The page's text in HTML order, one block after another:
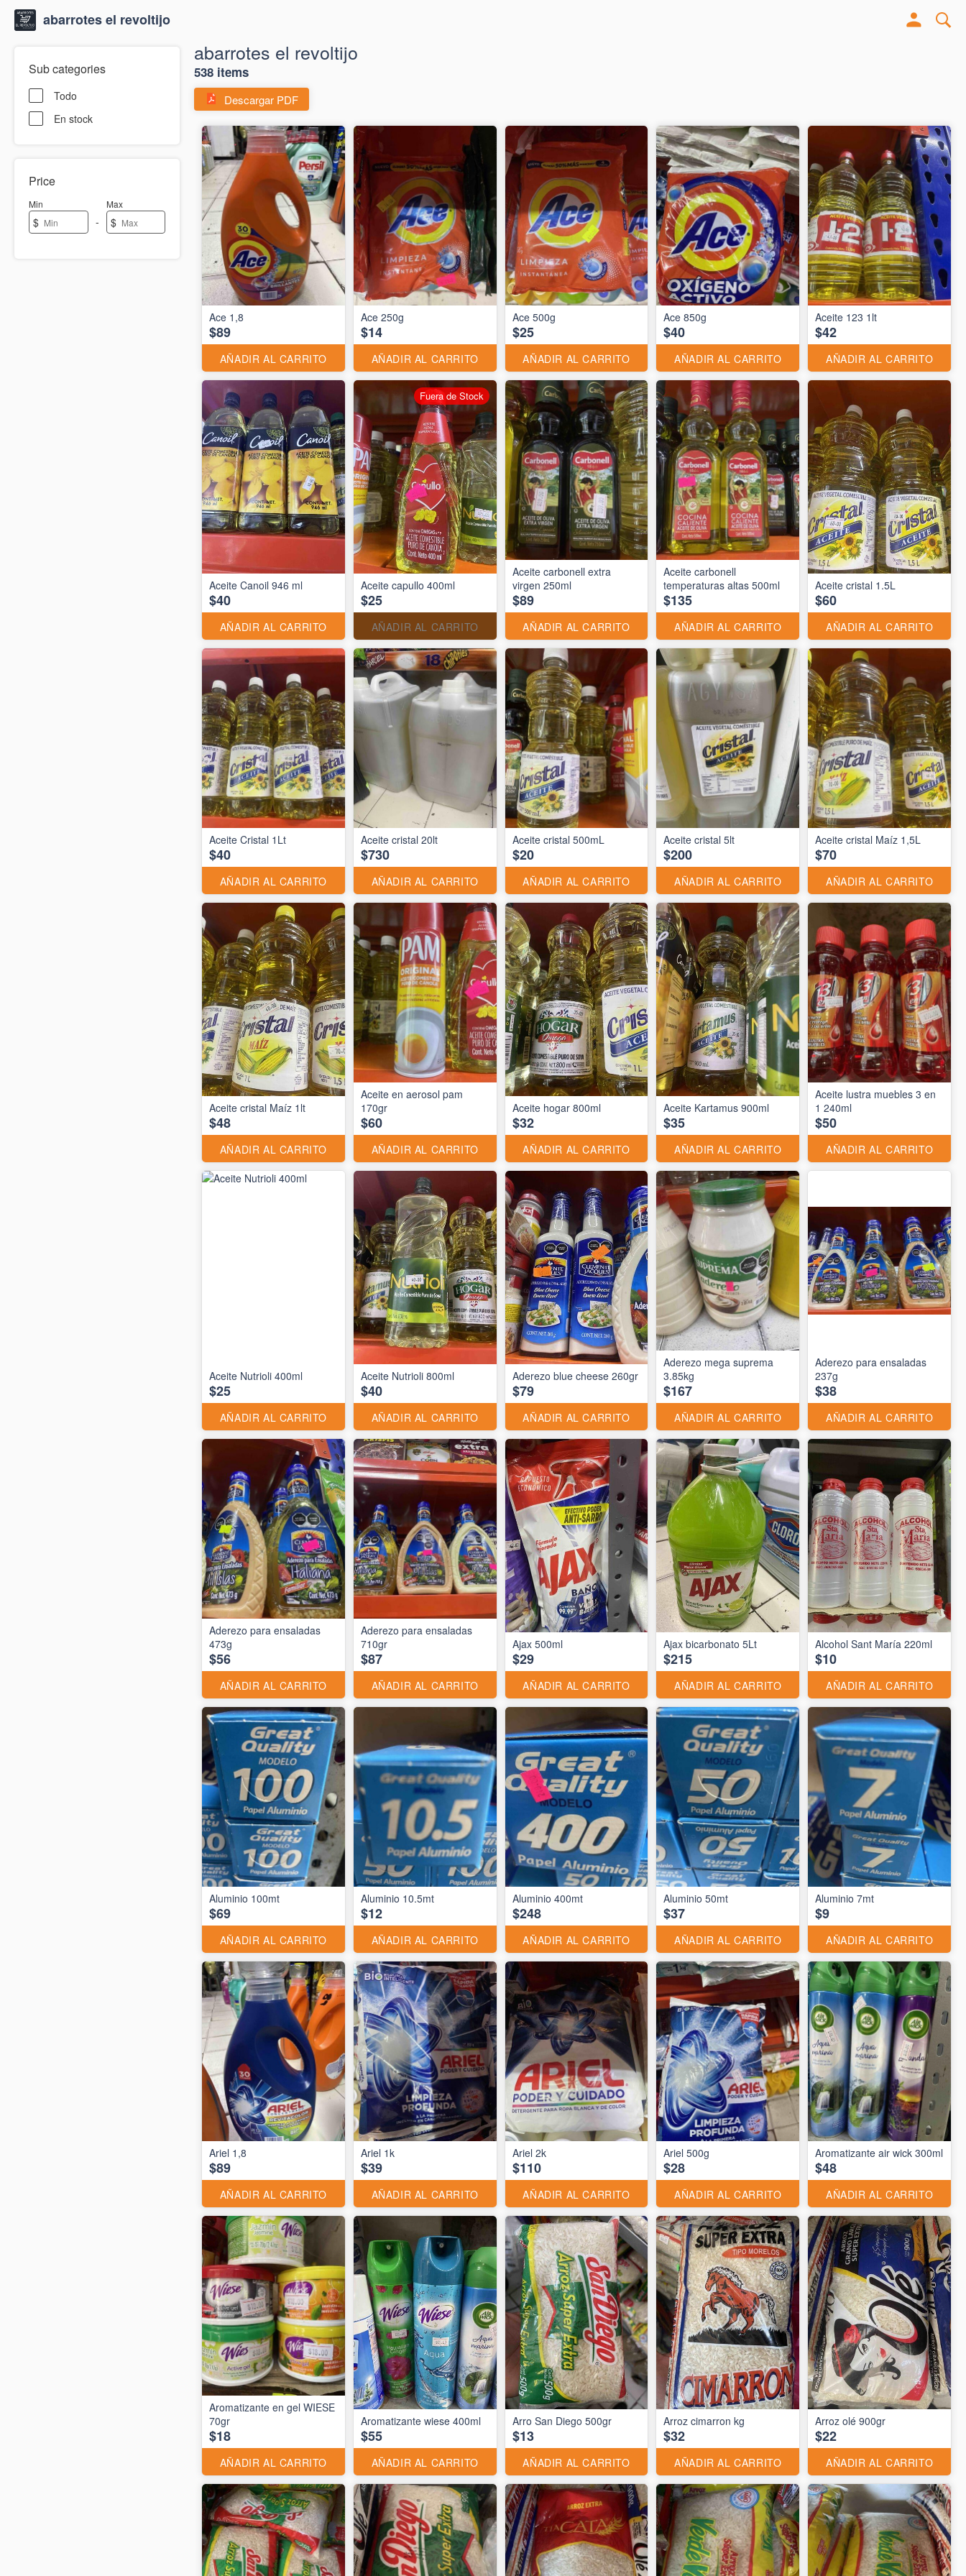
abarrotes el revoltijo
Sub categories
Todo
En stock
Price
Min
$ -
Max
$
abarrotes el revoltijo
538 items
Descargar PDF
Ace 1,8
$89
AÑADIR AL CARRITO
Ace 250g
$14
AÑADIR AL CARRITO
Ace 500g
$25
AÑADIR AL CARRITO
Ace 850g
$40
AÑADIR AL CARRITO
Aceite 123 1lt
$42
AÑADIR AL CARRITO
Aceite Canoil 946 ml
$40
AÑADIR AL CARRITO
Aceite capullo 400ml
$25
AÑADIR AL CARRITO
Fuera de Stock
Aceite carbonell extra
virgen 250ml
$89
AÑADIR AL CARRITO
Aceite carbonell
temperaturas altas 500ml
$135
AÑADIR AL CARRITO
Aceite cristal 1.5L
$60
AÑADIR AL CARRITO
Aceite Cristal 1Lt
$40
AÑADIR AL CARRITO
Aceite cristal 20lt
$730
AÑADIR AL CARRITO
Aceite cristal 500mL
$20
AÑADIR AL CARRITO
Aceite cristal 5lt
$200
AÑADIR AL CARRITO
Aceite cristal Maíz 1,5L
$70
AÑADIR AL CARRITO
Aceite cristal Maíz 1lt
$48
AÑADIR AL CARRITO
Aceite en aerosol pam
170gr
$60
AÑADIR AL CARRITO
Aceite hogar 800ml
$32
AÑADIR AL CARRITO
Aceite Kartamus 900ml
$35
AÑADIR AL CARRITO
Aceite lustra muebles 3 en
1 240ml
$50
AÑADIR AL CARRITO
Aceite Nutrioli 400ml
$25
AÑADIR AL CARRITO
Aceite Nutrioli 800ml
$40
AÑADIR AL CARRITO
Aderezo blue cheese 260gr
$79
AÑADIR AL CARRITO
Aderezo mega suprema
3.85kg
$167
AÑADIR AL CARRITO
Aderezo para ensaladas
237g
$38
AÑADIR AL CARRITO
Aderezo para ensaladas
473g
$56
AÑADIR AL CARRITO
Aderezo para ensaladas
710gr
$87
AÑADIR AL CARRITO
Ajax 500ml
$29
AÑADIR AL CARRITO
Ajax bicarbonato 5Lt
$215
AÑADIR AL CARRITO
Alcohol Sant María 220ml
$10
AÑADIR AL CARRITO
$69
AÑADIR AL CARRITO
Aluminio 10.5mt
$12
AÑADIR AL CARRITO
Aluminio 400mt
$248
AÑADIR AL CARRITO
Aluminio 50mt
$37
AÑADIR AL CARRITO
Aluminio 7mt
$9
AÑADIR AL CARRITO
Ariel 1,8
$89
AÑADIR AL CARRITO
Ariel 1k
$39
AÑADIR AL CARRITO
Ariel 2k
$110
AÑADIR AL CARRITO
Ariel 500g
$28
AÑADIR AL CARRITO
Aromatizante air wick 300ml
$48
AÑADIR AL CARRITO
Aromatizante en gel WIESE
70gr
$18
AÑADIR AL CARRITO
Aromatizante wiese 400ml
$55
AÑADIR AL CARRITO
Arro San Diego 500gr
$13
AÑADIR AL CARRITO
Arroz cimarron kg
$32
AÑADIR AL CARRITO
Arroz olé 900gr
$22
AÑADIR AL CARRITO